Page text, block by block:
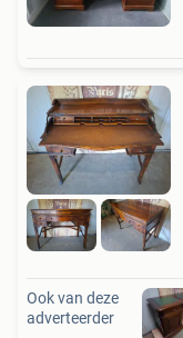
Ook van deze
adverteerder